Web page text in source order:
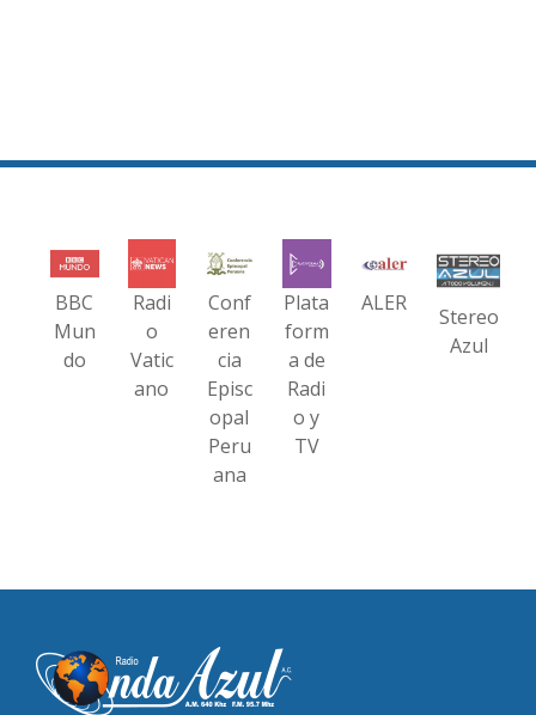
BBC
Mun
do
Radi
o
Vatic
ano
Conf
eren
cia
Episc
opal
Peru
ana
Plata
form
a de
Radi
o y
TV
ALER
Stereo
Azul